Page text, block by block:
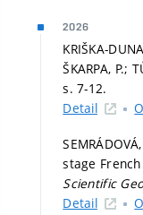
2026
KRIŠKA-
ŠKARPA, P.;
s. 7-12.
Detail
stage
Scientific
Detail